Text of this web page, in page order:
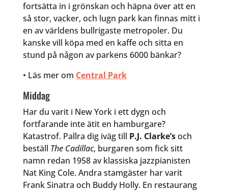
fortsätta in i grönskan och häpna över att en
så stor, vacker, och lugn park kan finnas mitt i
en av världens bullrigaste metropoler. Du
kanske vill köpa med en kaffe och sitta en
stund på någon av parkens 6000 bänkar?
• Läs mer om Central Park
Middag
Har du varit i New York i ett dygn och
fortfarande inte ätit en hamburgare?
Katastrof. Pallra dig iväg till P.J. Clarke’soch
beställ The Cadillac, burgaren som fick sitt
namn redan 1958 av klassiska jazzpianisten
Nat King Cole. Andra stamgäster har varit
Frank Sinatra och Buddy Holly. En restaurang